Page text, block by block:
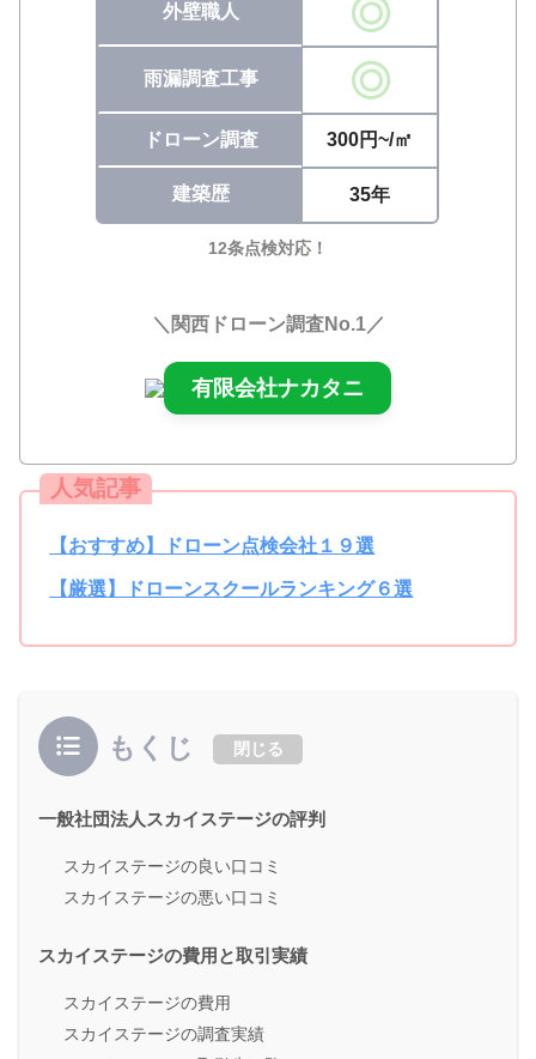
外壁職人
雨漏調査工事
ドローン調査 300円~/㎡
建築歴 35年
12条点検対応 ！
＼関西ドローン調査No.1／
有限会社ナカタニ
人気記事
【おすすめ】ドローン点検会社１９選
【厳選】ドローンスクールランキング６選
もくじ 閉じる
一般社団法人スカイステージの評判
スカイステージの良い口コミ
スカイステージの悪い口コミ
スカイステージの費用と取引実績
スカイステージの費用
スカイステージの調査実績